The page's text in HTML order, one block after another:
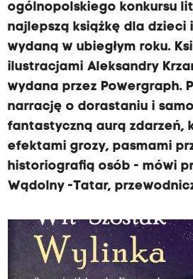
ogólnopolskiego konkursu
najlepszą książkę dla dzieci
wydaną w ubiegłym roku.
ilustracjami Aleksandry
wydana przez Powergraph.
narrację o dorastaniu i
fantastyczną aurą zdarzeń,
efektami grozy, pasmami
historiografią osób - mówi
Wądolny -Tatar,